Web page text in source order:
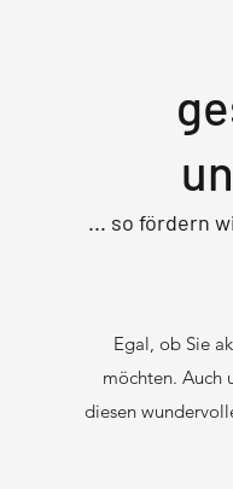
... so fördern
Egal, ob Sie
möchten. Auch
diesen